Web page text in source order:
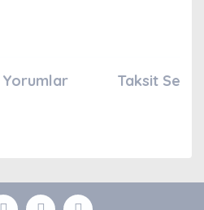
Yorumlar Taksit
iletebilirsiniz.
teşekkür ederiz.